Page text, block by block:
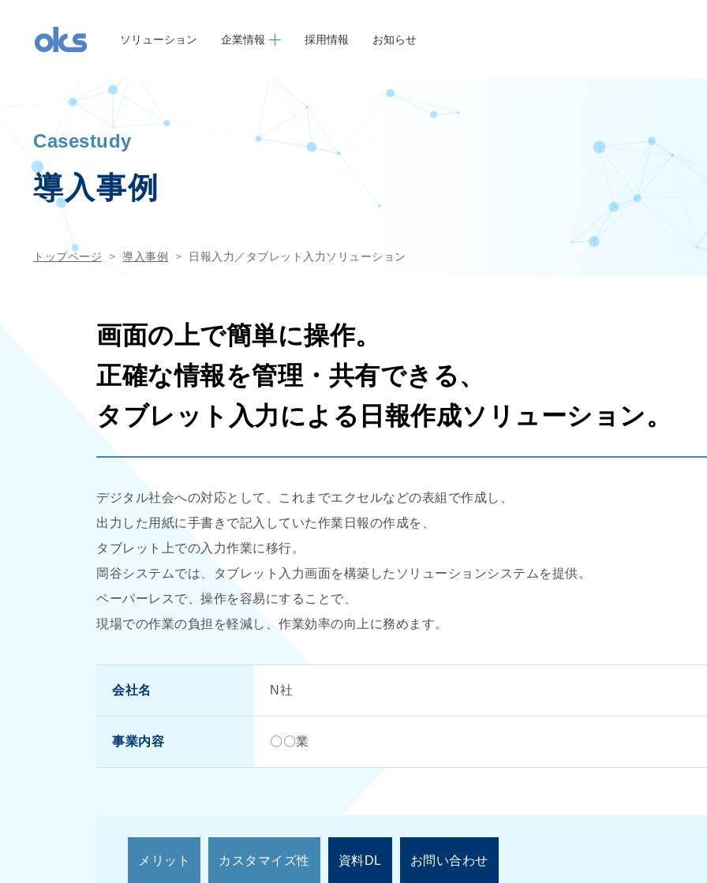
ソリューション 企業情報 採用情報 お知らせ
Casestudy
導入事例
トップページ 導入事例 日報入力／タブレット入力ソリューション
画面の上で簡単に操作。
正確な情報を管理・共有できる、
タブレット入力による日報作成ソリューション。
デジタル社会への対応として、これまでエクセルなどの表組で作成し、
出力した用紙に手書きで記入していた作業日報の作成を、
タブレット上での入力作業に移行。
岡谷システムでは、タブレット入力画面を構築したソリューションシステムを提供。
ペーパーレスで、操作を容易にすることで、
現場での作業の負担を軽減し、作業効率の向上に務めます。
会社名 N社
事業内容 〇〇業
メリット カスタマイズ性 資料DL お問い合わせ